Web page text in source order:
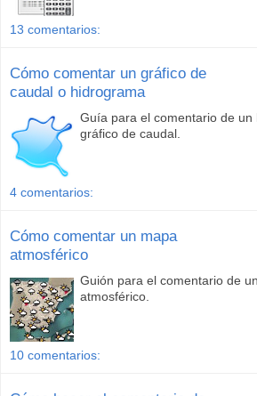
13 comentarios:
Cómo comentar un gráfico de
caudal o hidrograma
Guía para el comentario de un
gráfico de caudal.
4 comentarios:
Cómo comentar un mapa
atmosférico
Guión para el comentario de
atmosférico.
10 comentarios: